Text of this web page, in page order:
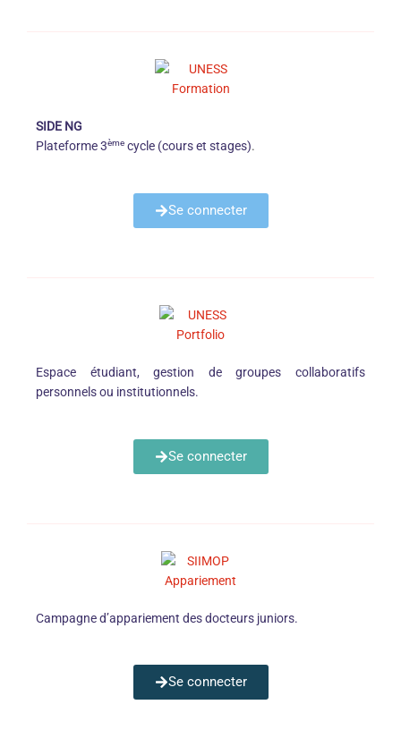
SIDE NG
Plateforme 3ème cycle (cours et stages).
Se connecter
Espace étudiant, gestion de groupes collaboratifs
personnels ou institutionnels.
Se connecter
Campagne d’appariement des docteurs juniors.
Se connecter